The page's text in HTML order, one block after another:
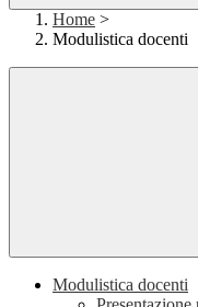
Home >
Modulistica docenti
Modulistica docenti